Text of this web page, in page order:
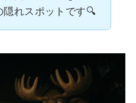
隠れスポットです🔍